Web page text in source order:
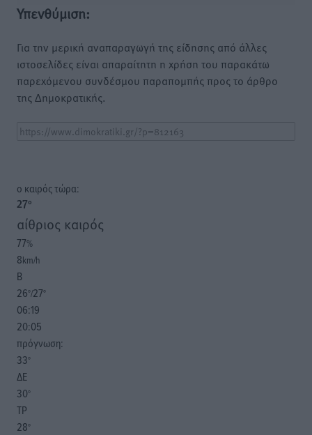
Υπενθύμιση:
Για την μερική αναπαραγωγή της είδησης από άλλες
ιστοσελίδες είναι απαραίτητη η χρήση του παρακάτω
παρεχόμενου συνδέσμου παραπομπής προς το άρθρο
της Δημοκρατικής.
o καιρός τώρα:
27°
αίθριος καιρός
77%
8km/h
Β
26°/27°
06:19
20:05
πρόγνωση:
33°
ΔΕ
30°
ΤΡ
28°